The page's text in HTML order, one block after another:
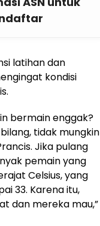
latihan dan
kondisi
bermain enggak?
tidak mungkin
Jika pulang
pemain yang
Celsius, yang
33. Karena itu,
dan mereka mau,”